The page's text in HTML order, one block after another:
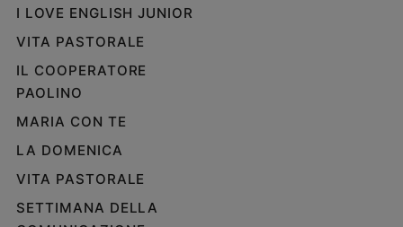
I LOVE ENGLISH JUNIOR
VITA PASTORALE
IL COOPERATORE
PAOLINO
MARIA CON TE
LA DOMENICA
VITA PASTORALE
SETTIMANA DELLA